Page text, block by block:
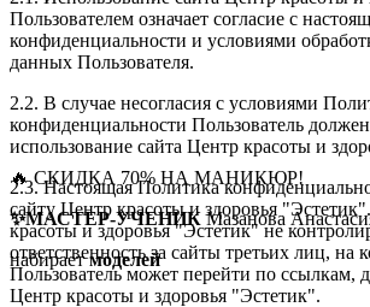
🔥 СКИДКА 70% НА МАНИКЮР!
✨МАСТЕР-УЧЕНИКМазанова
набираетмоделей
Пользователем означает согласие с
конфиденциальности и условиями
данных Пользователя.
2.2. В случае несогласия с условиями
конфиденциальности Пользователь
использование сайта Центр красоты и
2.3. Настоящая Политика
сайту Центр красоты и здоровья
красоты и здоровья "Эстетик" не
ответственность за сайты третьих лиц, на
Пользователь может перейти по ссылкам,
Центр красоты и здоровья "Эстетик".